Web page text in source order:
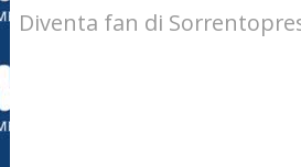
Diventa fan di